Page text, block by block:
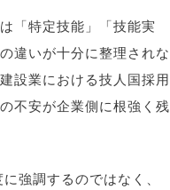
「特定技能」「技能実
違いが十分に整理されな
設業における技人国採用
不安が企業側に根強く残
強調するのではなく、